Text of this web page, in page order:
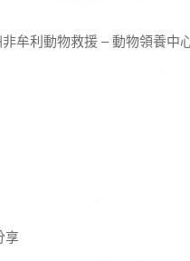
牟利動物救援 – 動物領養中
享